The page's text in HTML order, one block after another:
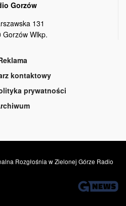
Gorzów
131
Gorzów Wlkp.
kontaktowy
prywatności
Rozgłośnia w Zielonej Górze Radio